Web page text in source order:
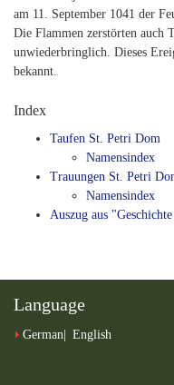
am 11. September 1041 der
Die Flammen zerstörten auch
unwiederbringlich. Dieses
bekannt.
Index
Taufen St. Petri Dom
Namensindex
Trauungen St. Petri
Namensindex
Auszug aus
Language
German English